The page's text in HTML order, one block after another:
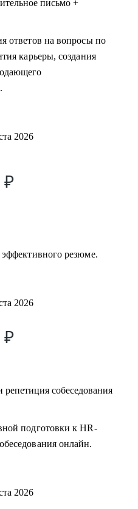
письмо +
ответов на вопросы по
карьеры, создания
2026
₽
эффективного резюме.
2026
₽
собеседования
подготовки к HR-
онлайн.
2026